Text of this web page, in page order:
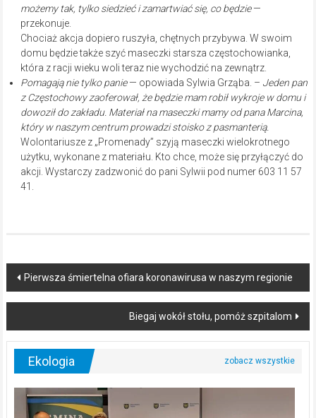
możemy tak, tylko siedzieć i zamartwiać się, co będzie—
przekonuje.
Chociaż akcja dopiero ruszyła, chętnych przybywa. W swoim
domu będzie także szyć maseczki starsza częstochowianka,
która z racji wieku woli teraz nie wychodzić na zewnątrz.
Pomagają nie tylko panie— opowiada Sylwia Grząba. – Jeden pan
z Częstochowy zaoferował, że będzie mam robił wykroje w domu i
dowoził do zakładu. Materiał na maseczki mamy od pana Marcina,
który w naszym centrum prowadzi stoisko z pasmanterią.
Wolontariusze z „Promenady” szyją maseczki wielokrotnego
użytku, wykonane z materiału. Kto chce, może się przyłączyć do
akcji. Wystarczy zadzwonić do pani Sylwii pod numer 603 11 57
41.
Post
navigation
Pierwsza śmiertelna ofiara koronawirusa w naszym regionie
Biegaj wokół stołu, pomóż szpitalom
Ekologia